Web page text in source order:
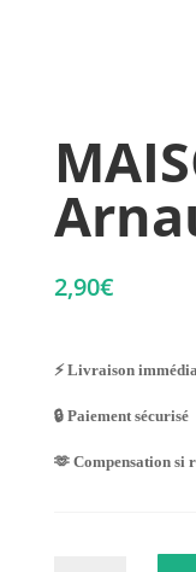
2,90€
⚡ Livraison
🔒 Paiement sécurisé
🫶 Compensation si